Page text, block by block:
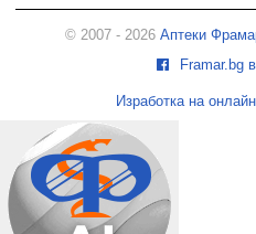
© 2007 - 2026 Аптеки
Framar.bg
Изработка на